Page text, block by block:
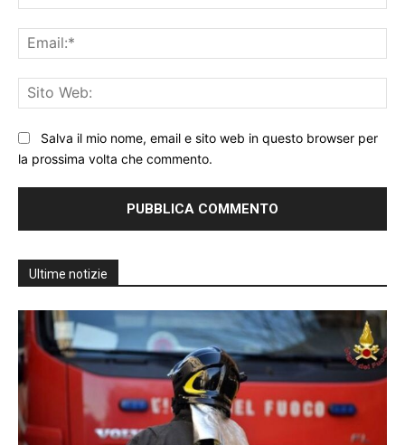
Salva il mio nome, email e sito web in questo browser per
la prossima volta che commento.
Ultime notizie